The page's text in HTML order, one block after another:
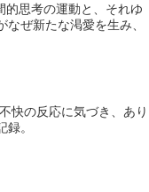
的思考の運動と、それゆ
ぜ新たな渇愛を生み、
快の反応に気づき、あり
。